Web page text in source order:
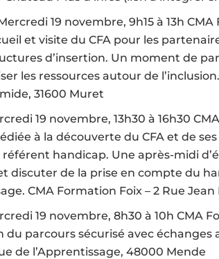
19 novembre, 9h15 à 13h
et visite du CFA pour les
d’insertion. Un moment de
les ressources autour de
31600 Muret
19 novembre, 13h30 à 16h30
à la découverte du CFA et de
référent handicap. Une après-midi
discuter de la prise en compte du
CMA Formation Foix – 2 Rue
19 novembre, 8h30 à 10h CMA
du parcours sécurisé avec échanges
de l’Apprentissage, 48000 Mende